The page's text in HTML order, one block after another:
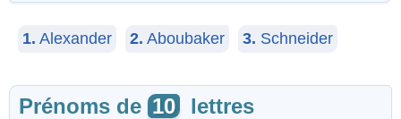
1. Alexander 2. Aboubaker 3. Schneider
Prénoms de 10 lettres